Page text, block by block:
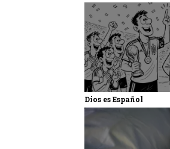
Dios es Español